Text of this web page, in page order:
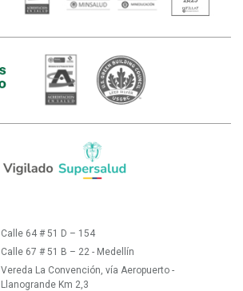
Calle 64 # 51 D – 154
Calle 67 # 51 B – 22 - Medellín
Vereda La Convención, vía Aeropuerto -
Llanogrande Km 2,3